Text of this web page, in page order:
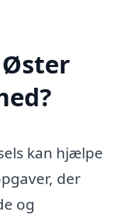
kan hjælpe
der
og